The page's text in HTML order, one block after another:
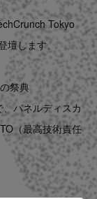
Tokyo
壇します。
祭典
、パネルディスカ
（最高技術責任